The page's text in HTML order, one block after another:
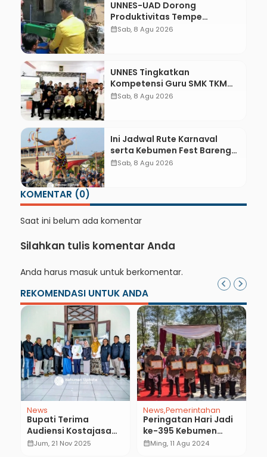
UNNES-UAD Dorong
Produktivitas Tempe
Bungkus Daun Desa Meles,
calendar_monthSab, 8 Agu 2026
UNNES Tingkatkan
Kompetensi Guru SMK TKM
Pertambangan Kebumen
calendar_monthSab, 8 Agu 2026
Ini Jadwal Rute Karnaval
serta Kebumen Fest Bareng
Gus Azmi
calendar_monthSab, 8 Agu 2026
KOMENTAR (0)
Saat ini belum ada komentar
Silahkan tulis komentar Anda
Anda harus masuk untuk berkomentar.
REKOMENDASI UNTUK ANDA
News
Bupati Terima
Audiensi Kostajasa
dan IPEMI, Dorong
calendar_monthJum, 21 Nov 2025
News Pemerintahan
Peringatan Hari Jadi
ke-395 Kebumen
Dijadwalkan di Alun-
calendar_monthMing, 11 Agu 2024